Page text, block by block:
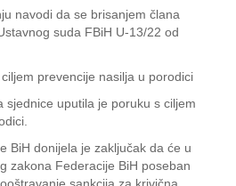
navodi da se brisanjem člana
suda FBiH U-13/22 od
prevencije nasilja u porodici
sjednice uputila je poruku s ciljem
BiH donijela je zaključak da će u
zakona Federacije BiH poseban